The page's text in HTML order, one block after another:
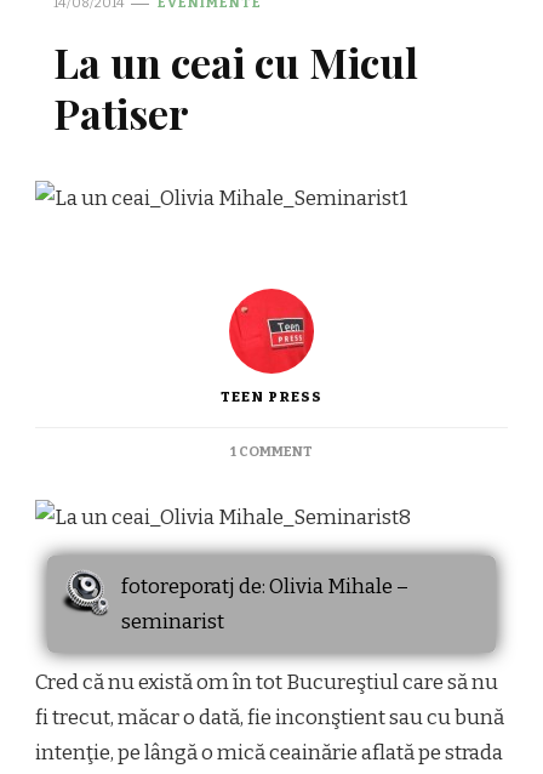
La un ceai cu Micul
Patiser
TEEN PRESS
1 COMMENT
CEAI
CU
PATISER
fotoreporatj de: Olivia Mihale –
seminarist
Cred că nu există om în tot Bucureştiul care să nu
fi trecut, măcar o dată, fie inconştient sau cu bună
intenţie, pe lângă o mică ceainărie aflată pe strada